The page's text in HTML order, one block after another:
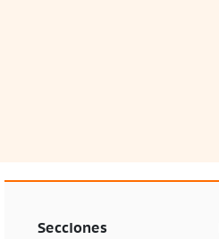
Secciones